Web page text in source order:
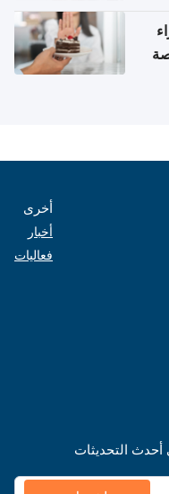
أخرى
أخبار
فعاليات
التحديثات